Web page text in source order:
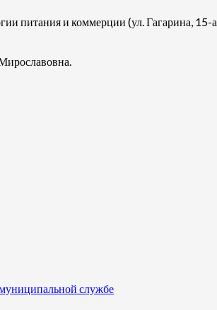
питания и коммерции (ул. Гагарина, 15-
службе